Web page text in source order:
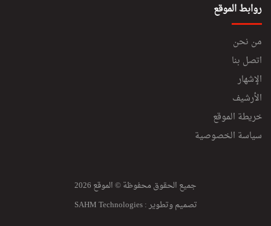
روابط الموقع
من نحن
اتصل بنا
الإشهار
الأرشيف
خريطة الموقع
سياسة الخصوصية
جميع الحقوق محفوظة © الموقع 2026
تصميم وتطوير :SAHM Technologies